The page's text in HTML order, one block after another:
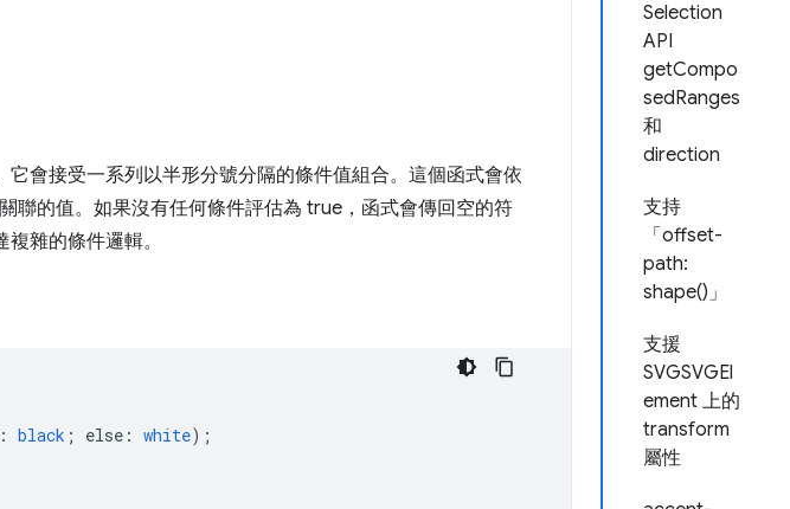
Selection
API
getCompo
sedRanges
和
direction
支持
「offset-
path:
shape()」
支援
SVGSVGEl
ement 上的
transform
屬性
會接受一系列以半形分號分隔的條件值組合。這個函式會依
聯的值。如果沒有任何條件評估為 true，函式會傳回空的符
雜的條件邏輯。
: black ; else : white);